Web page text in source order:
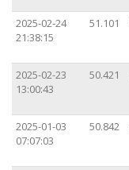
2025-02-24
21:38:15
51.101
2025-02-23
13:00:43
50.421
2025-01-03
07:07:03
50.842